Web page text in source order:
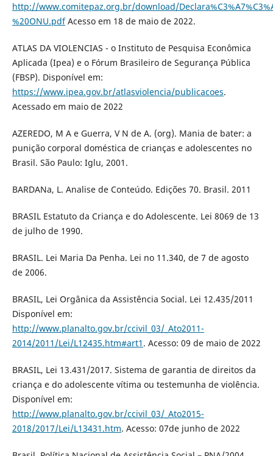
http://www.comitepaz.org.br/download/
%20ONU.pdfAcesso em 18 de maio de 2022.
ATLAS DA VIOLENCIAS - o Instituto de Pesquisa Econômica
Aplicada (Ipea) e o Fórum Brasileiro de Segurança Pública
(FBSP). Disponível em:
https://www.ipea.gov.br/atlasviolencia/publicacoes.
Acessado em maio de 2022
AZEREDO, M A e Guerra, V N de A. (org). Mania de bater: a
punição corporal doméstica de crianças e adolescentes no
Brasil. São Paulo: Iglu, 2001.
BARDANa, L. Analise de Conteúdo. Edições 70. Brasil. 2011
BRASIL Estatuto da Criança e do Adolescente. Lei 8069 de 13
de julho de 1990.
BRASIL. Lei Maria Da Penha. Lei no 11.340, de 7 de agosto
de 2006.
BRASIL, Lei Orgânica da Assistência Social. Lei 12.435/2011
Disponível em:
http://www.planalto.gov.br/ccivil_03/_Ato2011-
2014/2011/Lei/L12435.htm#art1 . Acesso: 09 de maio de 2022
BRASIL, Lei 13.431/2017. Sistema de garantia de direitos da
criança e do adolescente vítima ou testemunha de violência.
Disponível em:
http://www.planalto.gov.br/ccivil_03/_Ato2015-
2018/2017/Lei/L13431.htm. Acesso: 07de junho de 2022